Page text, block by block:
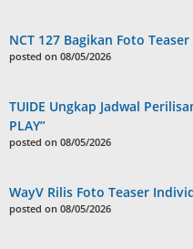
NCT 127 Bagikan Foto
posted on 08/05/2026
TUIDE Ungkap Jadwal
PLAY”
posted on 08/05/2026
WayV Rilis Foto Teaser
posted on 08/05/2026